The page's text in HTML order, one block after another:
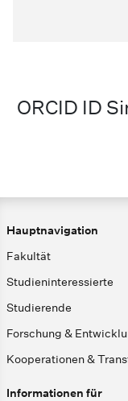
ORCID ID
Hauptnavigation
Fakultät
Studieninteressierte
Studierende
Forschung &
Kooperationen &
Informationen für